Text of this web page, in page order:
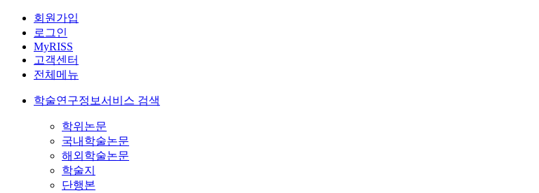
회원가입
로그인
MyRISS
고객센터
전체메뉴
학술연구정보서비스 검색
학위논문
국내학술논문
해외학술논문
학술지
단행본